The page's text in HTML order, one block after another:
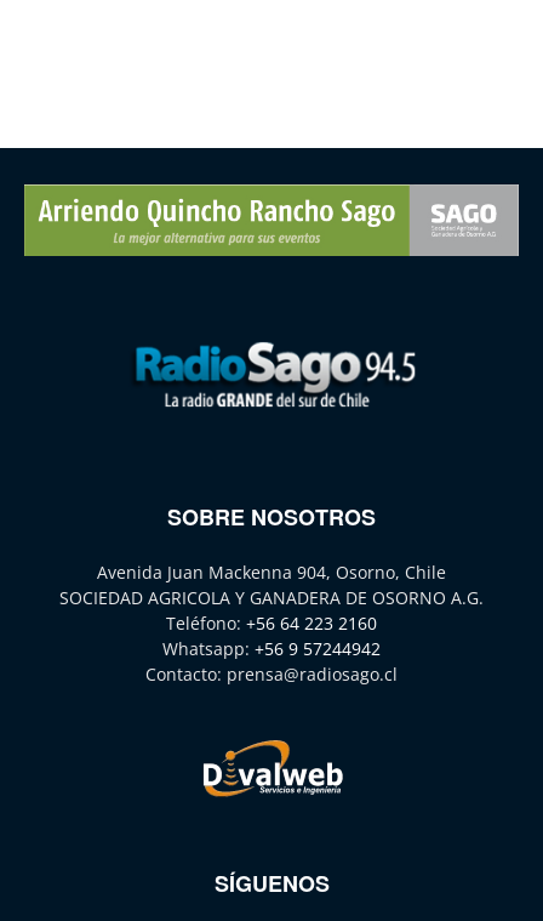
SOBRE NOSOTROS
Avenida Juan Mackenna 904, Osorno, Chile
SOCIEDAD AGRICOLA Y GANADERA DE OSORNO A.G.
Teléfono: +56 64 223 2160
Whatsapp: +56 9 57244942
Contacto: prensa@radiosago.cl
SÍGUENOS